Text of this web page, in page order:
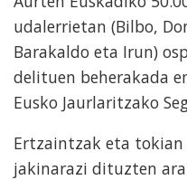
udalerrietan (Bilbo,
Barakaldo eta Irun)
delituen beherakada
Eusko Jaurlaritzako
Ertzaintzak eta
jakinarazi dituzten